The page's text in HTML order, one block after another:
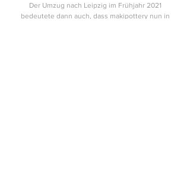
Der Umzug nach Leipzig im Frühjahr 2021
bedeutete dann auch, dass makipottery nun in